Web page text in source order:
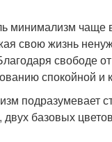
минимализм чаще
свою жизнь
свободе
спокойной
подразумевает
двух базовых